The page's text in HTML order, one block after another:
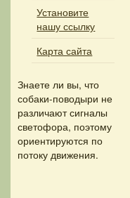
Установите
нашу ссылку
Карта сайта
Знаете ли вы, что
собаки-поводыри не
различают сигналы
светофора, поэтому
ориентируются по
потоку движения.